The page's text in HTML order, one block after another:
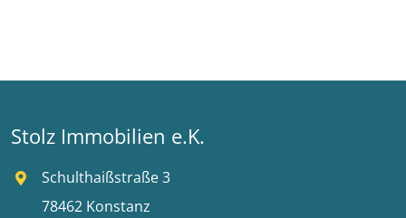
Stolz Immobilien e.K.
Schulthaißstraße 3
78462 Konstanz